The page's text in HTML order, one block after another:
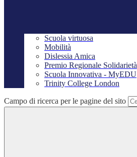
Scuola virtuosa
Mobilità
Dislessia Amica
Premio Regionale Solidarietà
Scuola Innovativa - MyEDU
Trinity College London
Campo di ricerca per le pagine del sito